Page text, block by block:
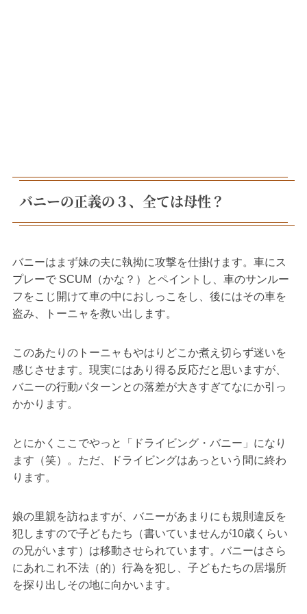
バニーの正義の３、全ては母性？
バニーはまず妹の夫に執拗に攻撃を仕掛けます。車にス
プレーで SCUM（かな？）とペイントし、車のサンルー
フをこじ開けて車の中におしっこをし、後にはその車を
盗み、トーニャを救い出します。
このあたりのトーニャもやはりどこか煮え切らず迷いを
感じさせます。現実にはあり得る反応だと思いますが、
バニーの行動パターンとの落差が大きすぎてなにか引っ
かかります。
とにかくここでやっと「ドライビング・バニー」になり
ます（笑）。ただ、ドライビングはあっという間に終わ
ります。
娘の里親を訪ねますが、バニーがあまりにも規則違反を
犯しますので子どもたち（書いていませんが10歳くらい
の兄がいます）は移動させられています。バニーはさら
にあれこれ不法（的）行為を犯し、子どもたちの居場所
を探り出しその地に向かいます。